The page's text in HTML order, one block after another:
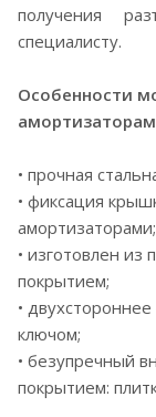
получения
специалисту.
Особенности
• прочная
• фиксация
амортизаторами;
• изготовлен
покрытием;
•
ключом;
• безупречный
покрытием: